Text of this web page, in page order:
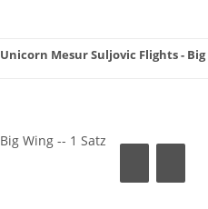
Unicorn Mesur Suljovic Flights - Big